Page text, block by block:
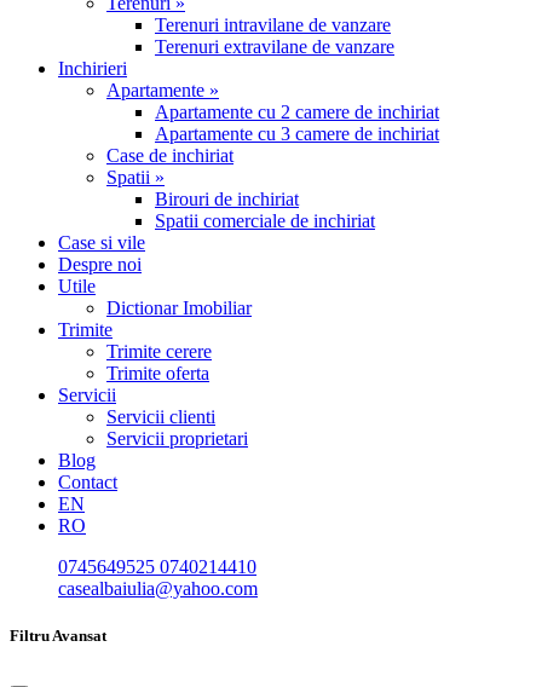
Terenuri intravilane de vanzare
Terenuri extravilane de vanzare
Inchirieri
Apartamente »
Apartamente cu 2 camere de inchiriat
Apartamente cu 3 camere de inchiriat
Case de inchiriat
Spatii »
Birouri de inchiriat
Spatii comerciale de inchiriat
Case si vile
Despre noi
Utile
Dictionar Imobiliar
Trimite
Trimite cerere
Trimite oferta
Servicii
Servicii clienti
Servicii proprietari
Blog
Contact
EN
RO
0745649525 0740214410
casealbaiulia@yahoo.com
Filtru Avansat